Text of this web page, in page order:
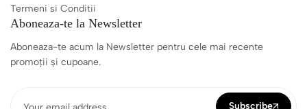
Termeni si Conditii
Aboneaza-te la Newsletter
Aboneaza-te acum la Newsletter pentru cele mai recente
promoții și cupoane.
Subscribe